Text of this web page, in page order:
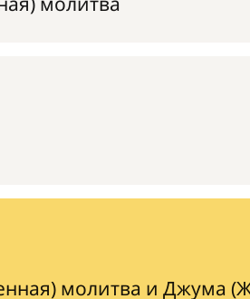
молитва и Джума